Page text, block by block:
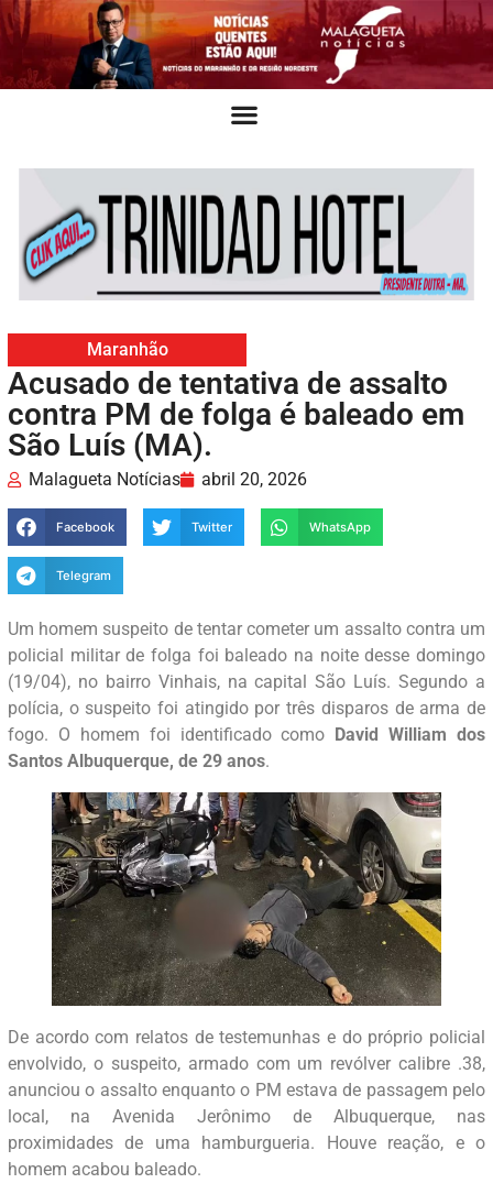
Maranhão
Acusado de tentativa de assalto
contra PM de folga é baleado em
São Luís (MA).
Malagueta Notícias abril 20, 2026
Facebook Twitter WhatsApp
Telegram
Um homem suspeito de tentar cometer um assalto contra um
policial militar de folga foi baleado na noite desse domingo
(19/04), no bairro Vinhais, na capital São Luís. Segundo a
polícia, o suspeito foi atingido por três disparos de arma de
fogo. O homem foi identificado como David William dos
Santos Albuquerque, de 29 anos.
De acordo com relatos de testemunhas e do próprio policial
envolvido, o suspeito, armado com um revólver calibre .38,
anunciou o assalto enquanto o PM estava de passagem pelo
local, na Avenida Jerônimo de Albuquerque, nas
proximidades de uma hamburgueria. Houve reação, e o
homem acabou baleado.